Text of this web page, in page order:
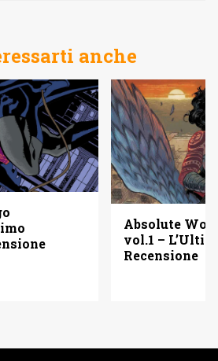
anche
Absolute
vol.1 –
Recensione